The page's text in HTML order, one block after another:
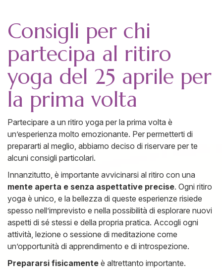
Consigli per chi
partecipa al ritiro
yoga del 25 aprile per
la prima volta
Partecipare a un ritiro yoga per la prima volta è
un’esperienza molto emozionante. Per permetterti di
prepararti al meglio, abbiamo deciso di riservare per te
alcuni consigli particolari.
Innanzitutto, è importante avvicinarsi al ritiro con una
mente aperta e senza aspettative precise. Ogni ritiro
yoga è unico, e la bellezza di queste esperienze risiede
spesso nell’imprevisto e nella possibilità di esplorare nuovi
aspetti di sé stessi e della propria pratica. Accogli ogni
attività, lezione o sessione di meditazione come
un’opportunità di apprendimento e di introspezione.
Prepararsi fisicamente è altrettanto importante.